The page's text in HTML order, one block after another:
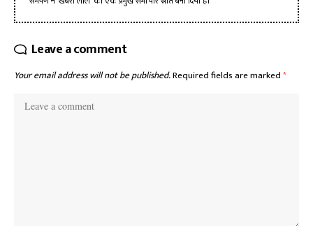
Leave a comment
Your email address will not be published.Required fields are marked*